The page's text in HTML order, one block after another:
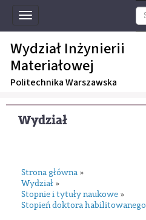
Toggle
navigation
Wydział Inżynierii
Materiałowej
Politechnika Warszawska
Wydział
Strona główna »
Wydział »
Stopnie i tytuły naukowe »
Stopień doktora habilitowanego